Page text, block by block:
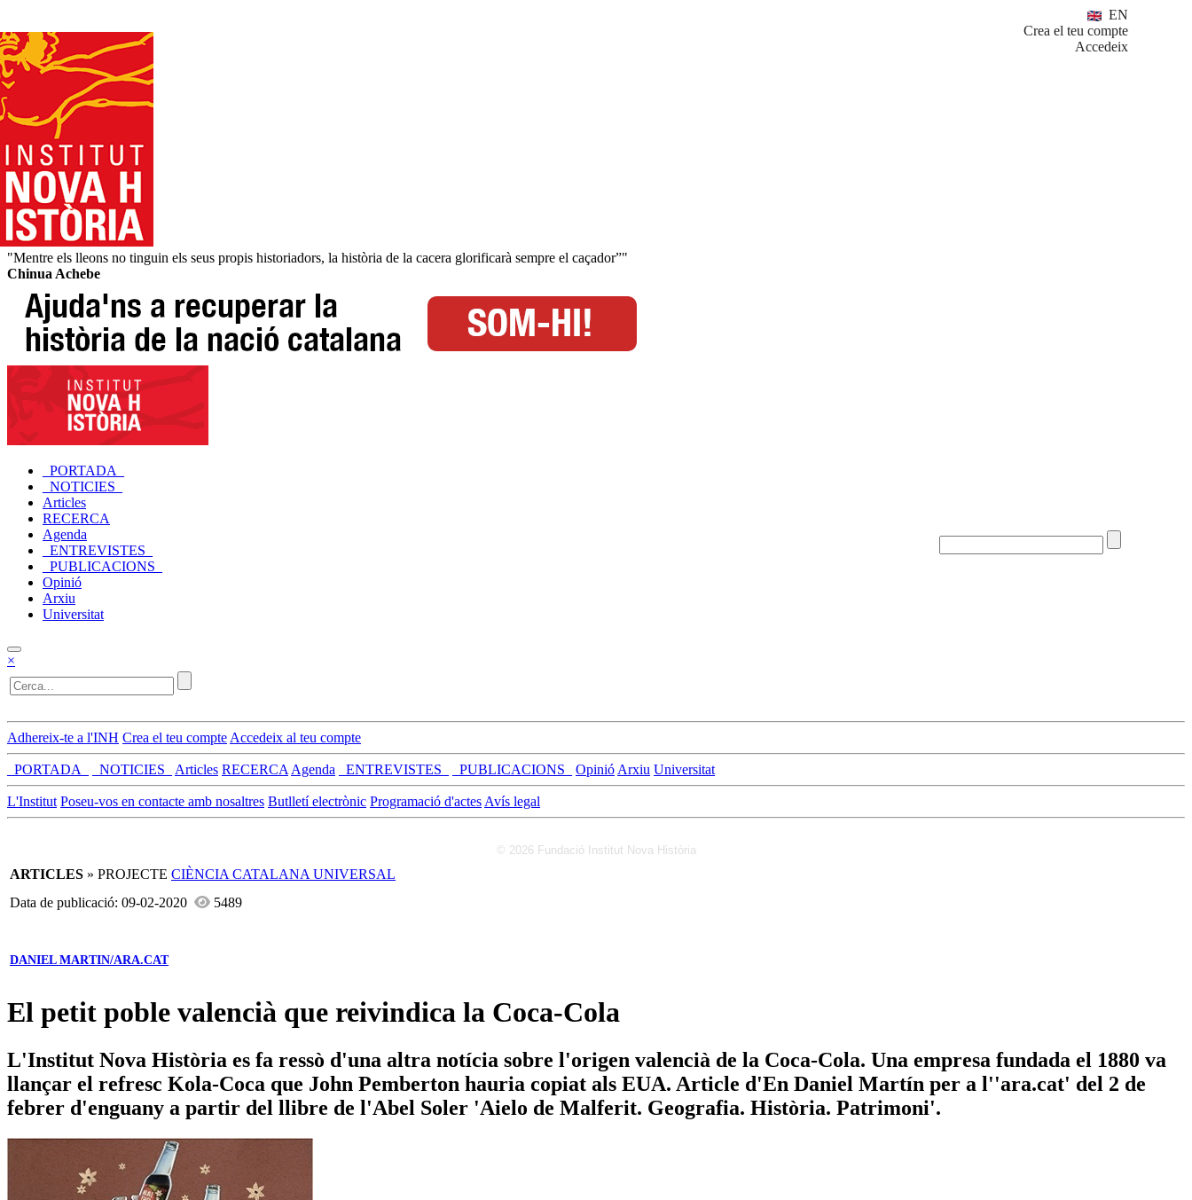
EN
Crea el teu compte
Accedeix
"Mentre els lleons no tinguin els seus propis historiadors, la història de la cacera glorificarà sempre el caçador”"
Chinua Achebe
_PORTADA_
_NOTICIES_
Articles
RECERCA
Agenda
_ENTREVISTES_
_PUBLICACIONS_
Opinió
Arxiu
Universitat
×
Adhereix-te a l'INH Crea el teu compte Accedeix al teu compte
_PORTADA_ _NOTICIES_ Articles RECERCA Agenda _ENTREVISTES_ _PUBLICACIONS_ Opinió Arxiu Universitat
L'Institut Poseu-vos en contacte amb nosaltres Butlletí electrònic Programació d'actes Avís legal
© 2026 Fundació Institut Nova Història
ARTICLES » PROJECTE CIÈNCIA CATALANA UNIVERSAL
Data de publicació: 09-02-2020
5489
DANIEL MARTIN/ARA.CAT
El petit poble valencià que reivindica la Coca-Cola
L'Institut Nova Història es fa ressò d'una altra notícia sobre l'origen valencià de la Coca-Cola. Una empresa fundada el 1880 va
llançar el refresc Kola-Coca que John Pemberton hauria copiat als EUA. Article d'En Daniel Martín per a l''ara.cat' del 2 de
febrer d'enguany a partir del llibre de l'Abel Soler 'Aielo de Malferit. Geografia. Història. Patrimoni'.